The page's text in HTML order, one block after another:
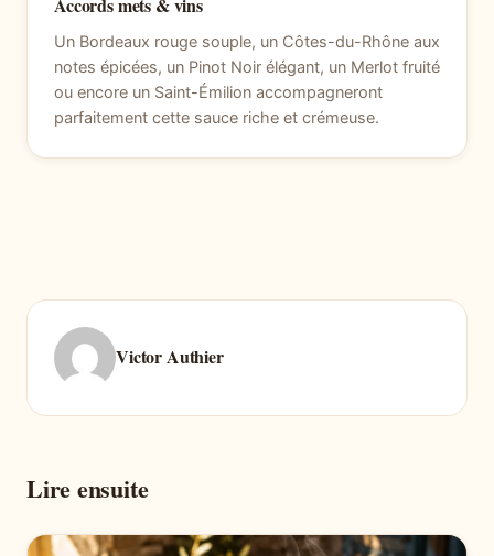
Accords mets & vins
Un Bordeaux rouge souple, un Côtes-du-Rhône aux
notes épicées, un Pinot Noir élégant, un Merlot fruité
ou encore un Saint-Émilion accompagneront
parfaitement cette sauce riche et crémeuse.
Victor Authier
Lire ensuite